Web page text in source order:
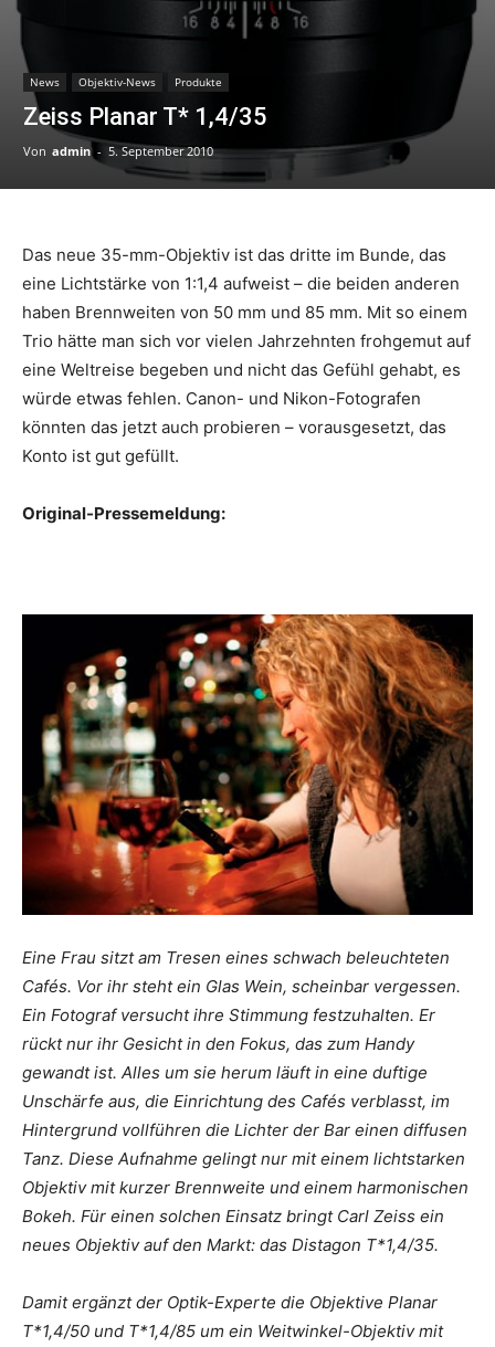
News Objektiv-News Produkte
Zeiss Planar T* 1,4/35
Von admin - 5. September 2010
Das neue 35-mm-Objektiv ist das dritte im Bunde, das
eine Lichtstärke von 1:1,4 aufweist – die beiden anderen
haben Brennweiten von 50 mm und 85 mm. Mit so einem
Trio hätte man sich vor vielen Jahrzehnten frohgemut auf
eine Weltreise begeben und nicht das Gefühl gehabt, es
würde etwas fehlen. Canon- und Nikon-Fotografen
könnten das jetzt auch probieren – vorausgesetzt, das
Konto ist gut gefüllt.
Original-Pressemeldung:
Eine Frau sitzt am Tresen eines schwach beleuchteten
Cafés. Vor ihr steht ein Glas Wein, scheinbar vergessen.
Ein Fotograf versucht ihre Stimmung festzuhalten. Er
rückt nur ihr Gesicht in den Fokus, das zum Handy
gewandt ist. Alles um sie herum läuft in eine duftige
Unschärfe aus, die Einrichtung des Cafés verblasst, im
Hintergrund vollführen die Lichter der Bar einen diffusen
Tanz. Diese Aufnahme gelingt nur mit einem lichtstarken
Objektiv mit kurzer Brennweite und einem harmonischen
Bokeh. Für einen solchen Einsatz bringt Carl Zeiss ein
neues Objektiv auf den Markt: das Distagon T*1,4/35.
Damit ergänzt der Optik-Experte die Objektive Planar
T*1,4/50 und T*1,4/85 um ein Weitwinkel-Objektiv mit